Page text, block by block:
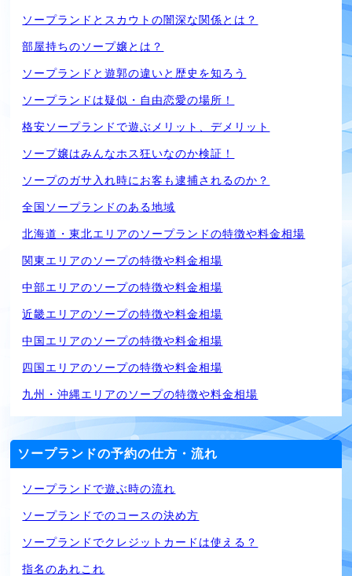
ソープランドとスカウトの闇深な関係とは？
部屋持ちのソープ嬢とは？
ソープランドと遊郭の違いと歴史を知ろう
ソープランドは疑似・自由恋愛の場所！
格安ソープランドで遊ぶメリット、デメリット
ソープ嬢はみんなホス狂いなのか検証！
ソープのガサ入れ時にお客も逮捕されるのか？
全国ソープランドのある地域
北海道・東北エリアのソープランドの特徴や料金相場
関東エリアのソープの特徴や料金相場
中部エリアのソープの特徴や料金相場
近畿エリアのソープの特徴や料金相場
中国エリアのソープの特徴や料金相場
四国エリアのソープの特徴や料金相場
九州・沖縄エリアのソープの特徴や料金相場
ソープランドの予約の仕方・流れ
ソープランドで遊ぶ時の流れ
ソープランドでのコースの決め方
ソープランドでクレジットカードは使える？
指名のあれこれ